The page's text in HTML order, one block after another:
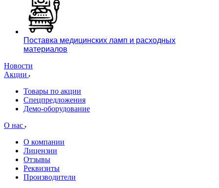
Поставка медицинских ламп и расходных
материалов
Новости
Акции
Товары по акции
Спецпредложения
Демо-оборудование
О нас
О компании
Лицензии
Отзывы
Реквизиты
Производители